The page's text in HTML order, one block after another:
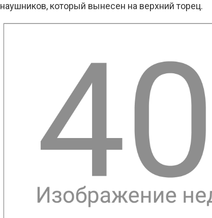
наушников, который вынесен на верхний торец.